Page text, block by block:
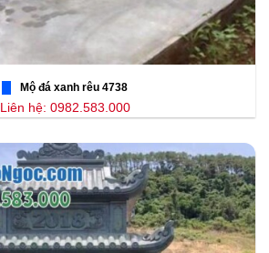
Mộ đá xanh rêu 4738
Liên hệ: 0982.583.000